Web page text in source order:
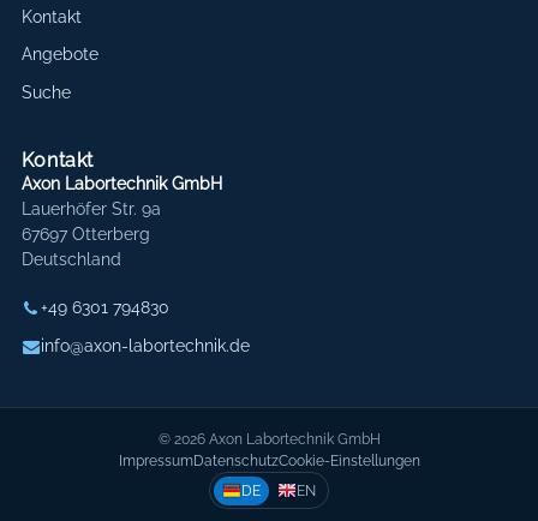
Kontakt
Angebote
Suche
Kontakt
Axon Labortechnik GmbH
Lauerhöfer Str. 9a
67697 Otterberg
Deutschland
+49 6301 794830
info@axon-labortechnik.de
© 2026 Axon Labortechnik GmbH
ImpressumDatenschutzCookie-Einstellungen
DE
EN